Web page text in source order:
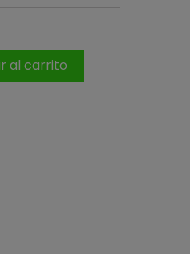
al carrito